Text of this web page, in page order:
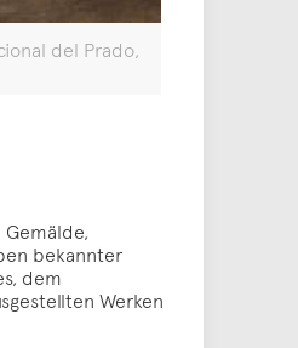
del Prado,
bekannter
dem
Werken